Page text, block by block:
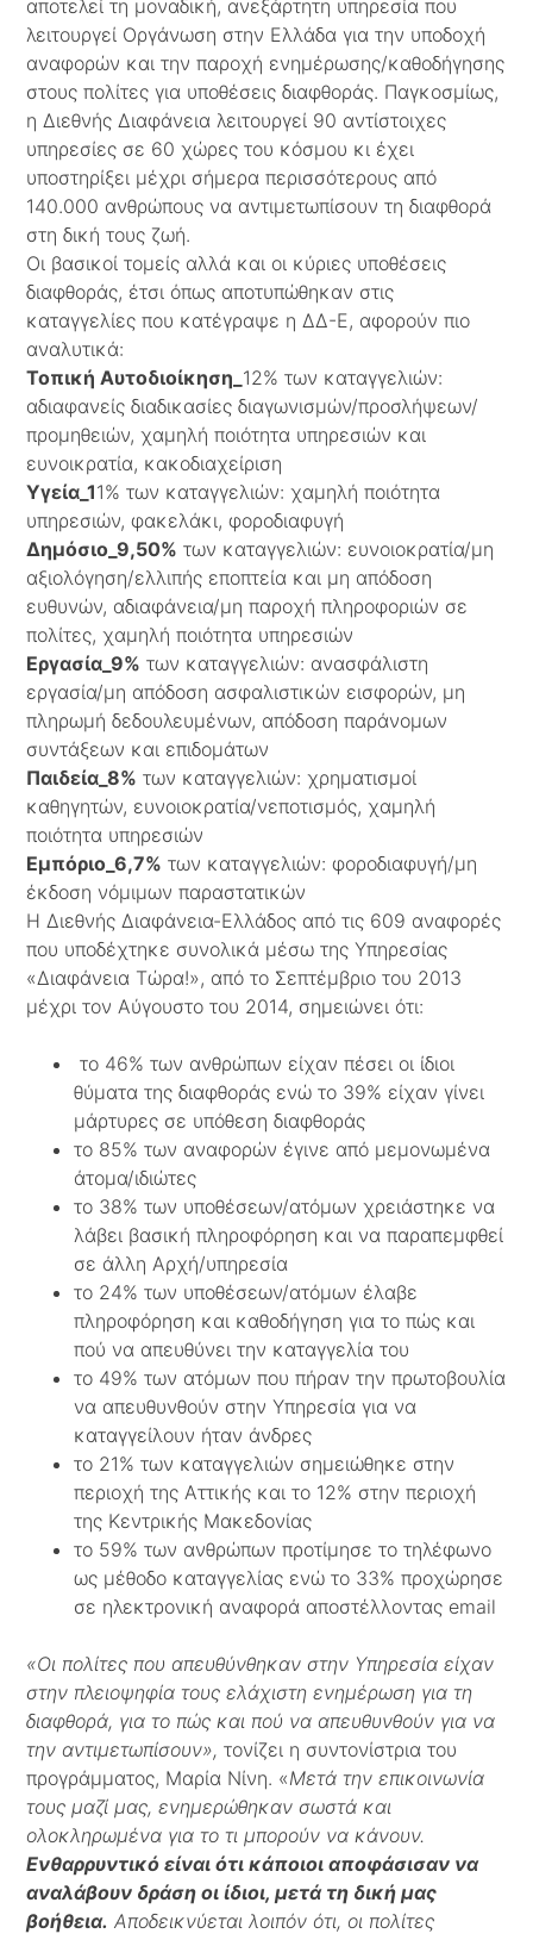
αποτελεί τη μοναδική, ανεξάρτητη υπηρεσία που
λειτουργεί Οργάνωση στην Ελλάδα για την υποδοχή
αναφορών και την παροχή ενημέρωσης/καθοδήγησης
στους πολίτες για υποθέσεις διαφθοράς. Παγκοσμίως,
η Διεθνής Διαφάνεια λειτουργεί 90 αντίστοιχες
υπηρεσίες σε 60 χώρες του κόσμου κι έχει
υποστηρίξει μέχρι σήμερα περισσότερους από
140.000 ανθρώπους να αντιμετωπίσουν τη διαφθορά
στη δική τους ζωή.
Οι βασικοί τομείς αλλά και οι κύριες υποθέσεις
διαφθοράς, έτσι όπως αποτυπώθηκαν στις
καταγγελίες που κατέγραψε η ΔΔ-Ε, αφορούν πιο
αναλυτικά:
Τοπική Αυτοδιοίκηση_ 12% των καταγγελιών:
αδιαφανείς διαδικασίες διαγωνισμών/προσλήψεων/
προμηθειών, χαμηλή ποιότητα υπηρεσιών και
ευνοικρατία, κακοδιαχείριση
Υγεία_11% των καταγγελιών: χαμηλή ποιότητα
υπηρεσιών, φακελάκι, φοροδιαφυγή
Δημόσιο_9,50% των καταγγελιών: ευνοιοκρατία/μη
αξιολόγηση/ελλιπής εποπτεία και μη απόδοση
ευθυνών, αδιαφάνεια/μη παροχή πληροφοριών σε
πολίτες, χαμηλή ποιότητα υπηρεσιών
Εργασία_9% των καταγγελιών: ανασφάλιστη
εργασία/μη απόδοση ασφαλιστικών εισφορών, μη
πληρωμή δεδουλευμένων, απόδοση παράνομων
συντάξεων και επιδομάτων
Παιδεία_8% των καταγγελιών: χρηματισμοί
καθηγητών, ευνοιοκρατία/νεποτισμός, χαμηλή
ποιότητα υπηρεσιών
Εμπόριο_6,7% των καταγγελιών: φοροδιαφυγή/μη
έκδοση νόμιμων παραστατικών
Η Διεθνής Διαφάνεια-Ελλάδος από τις 609 αναφορές
που υποδέχτηκε συνολικά μέσω της Υπηρεσίας
«Διαφάνεια Τώρα!», από το Σεπτέμβριο του 2013
μέχρι τον Αύγουστο του 2014, σημειώνει ότι:
το 46% των ανθρώπων είχαν πέσει οι ίδιοι
θύματα της διαφθοράς ενώ το 39% είχαν γίνει
μάρτυρες σε υπόθεση διαφθοράς
το 85% των αναφορών έγινε από μεμονωμένα
άτομα/ιδιώτες
το 38% των υποθέσεων/ατόμων χρειάστηκε να
λάβει βασική πληροφόρηση και να παραπεμφθεί
σε άλλη Αρχή/υπηρεσία
το 24% των υποθέσεων/ατόμων έλαβε
πληροφόρηση και καθοδήγηση για το πώς και
πού να απευθύνει την καταγγελία του
το 49% των ατόμων που πήραν την πρωτοβουλία
να απευθυνθούν στην Υπηρεσία για να
καταγγείλουν ήταν άνδρες
το 21% των καταγγελιών σημειώθηκε στην
περιοχή της Αττικής και το 12% στην περιοχή
της Κεντρικής Μακεδονίας
το 59% των ανθρώπων προτίμησε το τηλέφωνο
ως μέθοδο καταγγελίας ενώ το 33% προχώρησε
σε ηλεκτρονική αναφορά αποστέλλοντας email
«Οι πολίτες που απευθύνθηκαν στην Υπηρεσία είχαν
στην πλειοψηφία τους ελάχιστη ενημέρωση για τη
διαφθορά, για το πώς και πού να απευθυνθούν για να
την αντιμετωπίσουν»,τονίζει η συντονίστρια του
προγράμματος, Μαρία Νίνη. «Μετά την επικοινωνία
τους μαζί μας, ενημερώθηκαν σωστά και
ολοκληρωμένα για το τι μπορούν να κάνουν.
Ενθαρρυντικό είναι ότι κάποιοι αποφάσισαν να
αναλάβουν δράση οι ίδιοι, μετά τη δική μας
βοήθεια. Αποδεικνύεται λοιπόν ότι, οι πολίτες